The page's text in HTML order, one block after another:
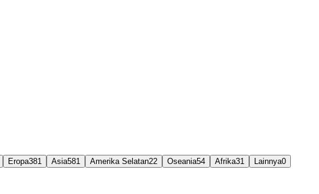
Eropa381 Asia581 Amerika Selatan22 Oseania54 Afrika31 Lainnya0